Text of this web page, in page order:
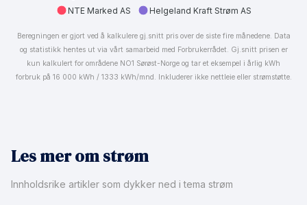
NTE Marked AS
Helgeland Kraft Strøm AS
Beregningen er gjort ved å kalkulere gj.snitt pris over de siste fire månedene. Data
og statistikk hentes ut via vårt samarbeid med Forbrukerrådet. Gj.snitt prisen er
kun kalkulert for områdene NO1 Sørøst-Norge og tar et eksempel i årlig kWh
forbruk på 16 000 kWh / 1333 kWh/mnd. Inkluderer ikke nettleie eller strømstøtte.
Les mer om strøm
Innholdsrike artikler som dykker ned i tema strøm